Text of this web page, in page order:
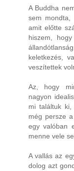
A Buddha
sem mondta,
amit előtte
hiszem,
keletkezés,
veszítettek
Az, hogy
nagyon
mi találtuk ki,
még persze
egy valóban
menne vele
A vallás az
dolog azt